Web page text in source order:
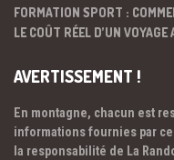
FORMATION SPORT :
LE COÛT RÉEL D’UN VOYAGE
AVERTISSEMENT !
En montagne, chacun est
informations fournies par
la responsabilité de La